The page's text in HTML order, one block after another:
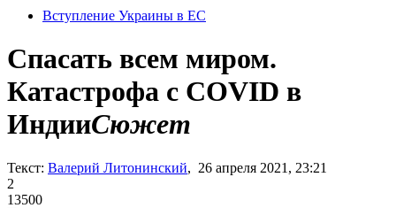
Вступление Украины в ЕС
Спасать всем миром.
Катастрофа с COVID в
ИндииСюжет
Текст: Валерий Литонинский, 26 апреля 2021, 23:21
2
13500